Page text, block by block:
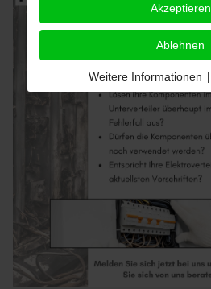
Akzeptieren
Ablehnen
Weitere Informationen |